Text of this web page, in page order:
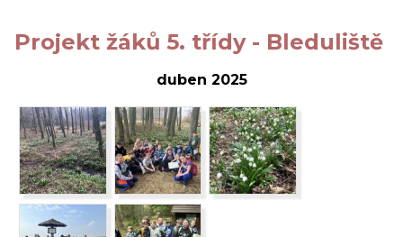
Projekt žáků 5. třídy - Bleduliště
duben 2025